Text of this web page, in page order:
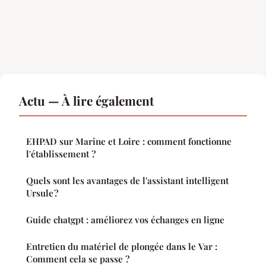
Actu — À lire également
EHPAD sur Marine et Loire : comment fonctionne
l'établissement ?
Quels sont les avantages de l'assistant intelligent
Ursule ?
Guide chatgpt : améliorez vos échanges en ligne
Entretien du matériel de plongée dans le Var :
Comment cela se passe ?